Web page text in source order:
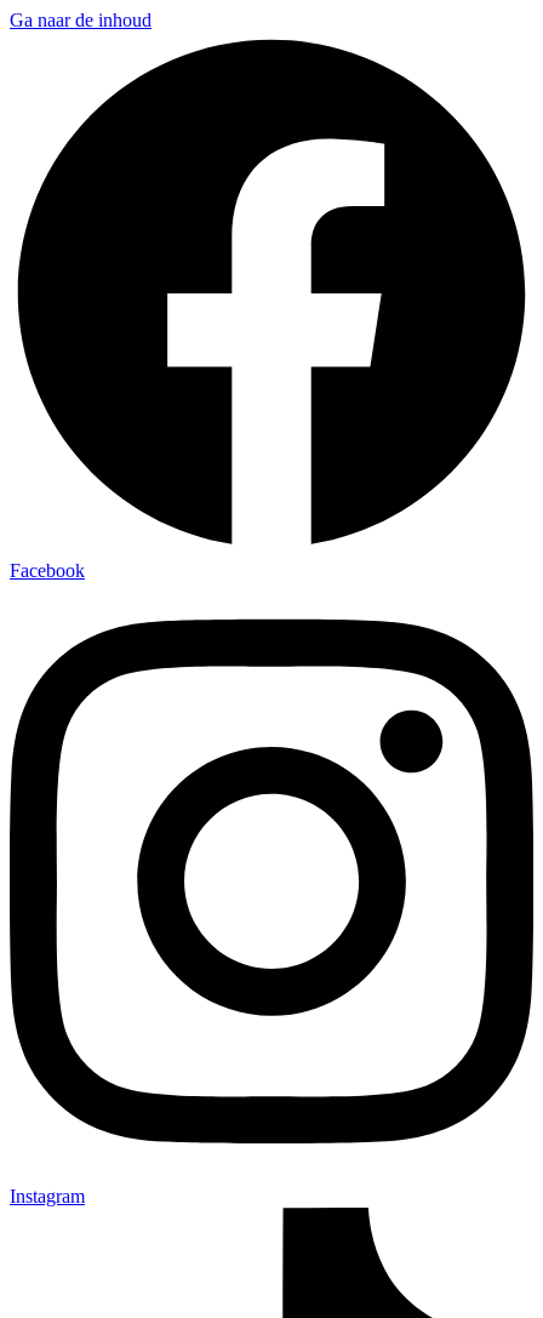
Ga naar de inhoud
Facebook
Instagram